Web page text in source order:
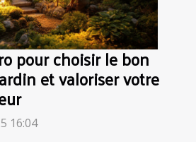
pour choisir le bon
et valoriser votre
16:04